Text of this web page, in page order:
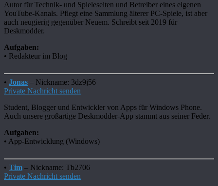
Autor für Technik- und Spieleseiten und Betreiber eines eigenen
YouTube-Kanals. Pflegt eine Sammlung älterer PC-Spiele, ist aber
auch neugierig gegenüber Neuem. Schreibt seit 2019 für
Deskmodder.
Aufgaben:
• Redakteur im Blog
• Jonas – Nickname: 3dz9j56
Private Nachricht senden
Student, Blogger und Entwickler von Apps für Windows Phone.
Auch unsere großartige Deskmodder-App stammt aus seiner Feder.
Aufgaben:
• App-Entwicklung (Windows)
• Tim – Nickname: Tb2706
Private Nachricht senden